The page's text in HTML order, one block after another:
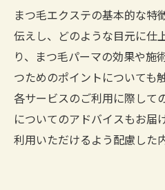
まつ毛エクステの基本的な特
伝えし、どのような目元に仕
り、まつ毛パーマの効果や施
つためのポイントについても
各サービスのご利用に際して
についてのアドバイスもお届
利用いただけるよう配慮した